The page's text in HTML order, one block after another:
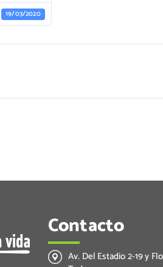
19/03/2020
Contacto
Av. Del Estadio 2-19 y